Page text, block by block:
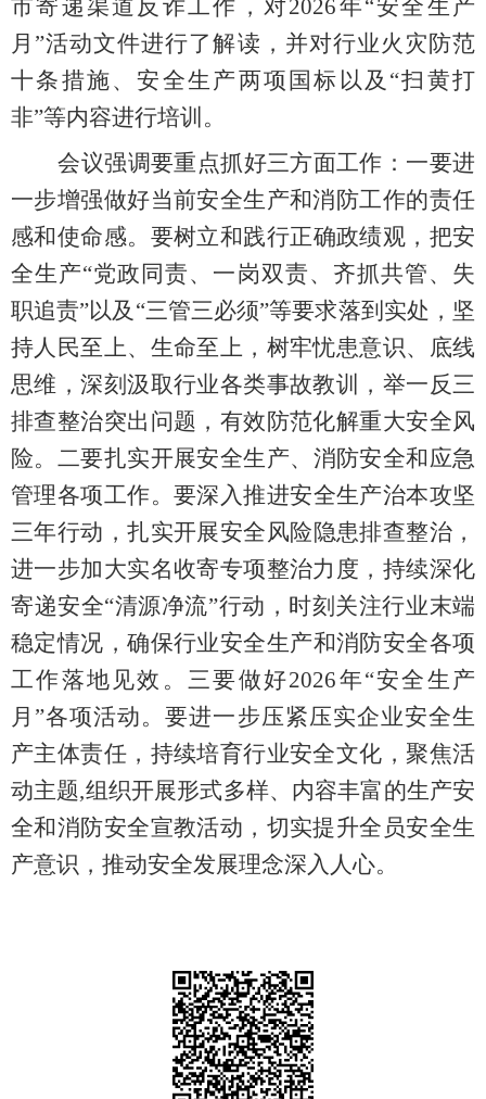
市寄递渠道反诈工作，对2026年“安全生产
月”活动文件进行了解读，并对行业火灾防范
十条措施、安全生产两项国标以及“扫黄打
非”等内容进行培训。
会议强调要重点抓好三方面工作：一要进
一步增强做好当前安全生产和消防工作的责任
感和使命感。要树立和践行正确政绩观，把安
全生产“党政同责、一岗双责、齐抓共管、失
职追责”以及“三管三必须”等要求落到实处，坚
持人民至上、生命至上，树牢忧患意识、底线
思维，深刻汲取行业各类事故教训，举一反三
排查整治突出问题，有效防范化解重大安全风
险。 二要扎实开展安全生产、消防安全和应急
管理各项工作。要深入推进安全生产治本攻坚
三年行动 ，扎实开展安全风险隐患排查整治 ，
进一步加大实名收寄专项整治力度，持续深化
寄递安全“清源净流”行动， 时刻关注行业末端
稳定情况，确保行业安全生产和消防安全各项
工作落地见效 。三要做好2026年“安全生产
月”各项活动。要进一步压紧压实企业安全生
产主体责任，持续培育行业安全文化，聚焦活
动主题,组织开展形式多样、内容丰富的生产安
全和消防安全宣教活动，切实提升全员安全生
产意识，推动安全发展理念深入人心。